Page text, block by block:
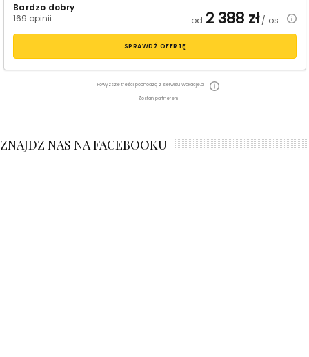
Bardzo dobry
169 opinii
od 2 388 zł/ os.
SPRAWDŹ OFERTĘ
Powyższe treści pochodzą z serwisu Wakacje.pl
Zostań partnerem
ZNAJDZ NAS NA FACEBOOKU